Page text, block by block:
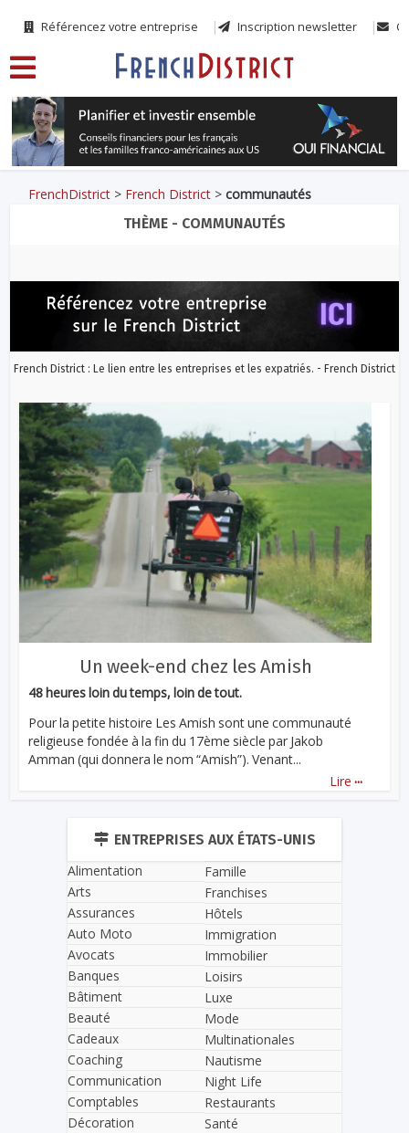
Référencez votre entreprise Inscription newsletter
FrenchDistrict > French District >communautés
THÈME - COMMUNAUTÉS
French District : Le lien entre les entreprises et les expatriés. - French District
Un week-end chez les Amish
48 heures loin du temps, loin de tout.
Pour la petite histoire Les Amish sont une communauté
religieuse fondée à la fin du 17ème siècle par Jakob
Amman (qui donnera le nom “Amish”). Venant...
Lire ...
ENTREPRISES AUX ÉTATS-UNIS
Alimentation
Arts
Assurances
Auto Moto
Avocats
Banques
Bâtiment
Beauté
Cadeaux
Coaching
Communication
Comptables
Décoration
Famille
Franchises
Hôtels
Immigration
Immobilier
Loisirs
Luxe
Mode
Multinationales
Nautisme
Night Life
Restaurants
Santé